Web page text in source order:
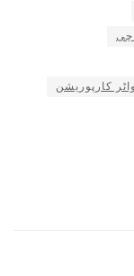
کارپوریشن